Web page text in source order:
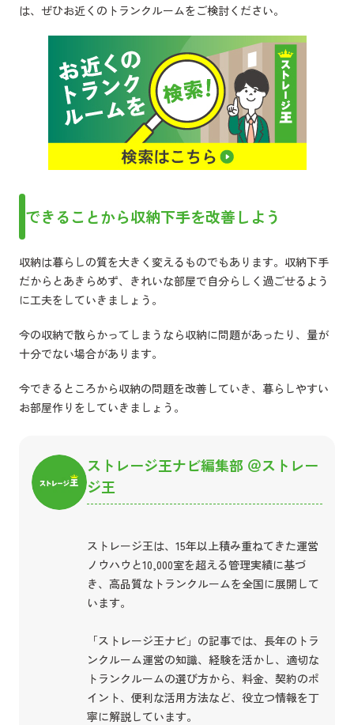
は、ぜひお近くのトランクルームをご検討ください。
できることから収納下手を改善しよう
収納は暮らしの質を大きく変えるものでもあります。収納下手
だからとあきらめず、きれいな部屋で自分らしく過ごせるよう
に工夫をしていきましょう。
今の収納で散らかってしまうなら収納に問題があったり、量が
十分でない場合があります。
今できるところから収納の問題を改善していき、暮らしやすい
お部屋作りをしていきましょう。
ストレージ王ナビ編集部 ＠ストレー
ジ王
ストレージ王は、15年以上積み重ねてきた運営
ノウハウと10,000室を超える管理実績に基づ
き、高品質なトランクルームを全国に展開して
います。
「ストレージ王ナビ」の記事では、長年のトラ
ンクルーム運営の知識、経験を活かし、適切な
トランクルームの選び方から、料金、契約のポ
イント、便利な活用方法など、役立つ情報を丁
寧に解説しています。